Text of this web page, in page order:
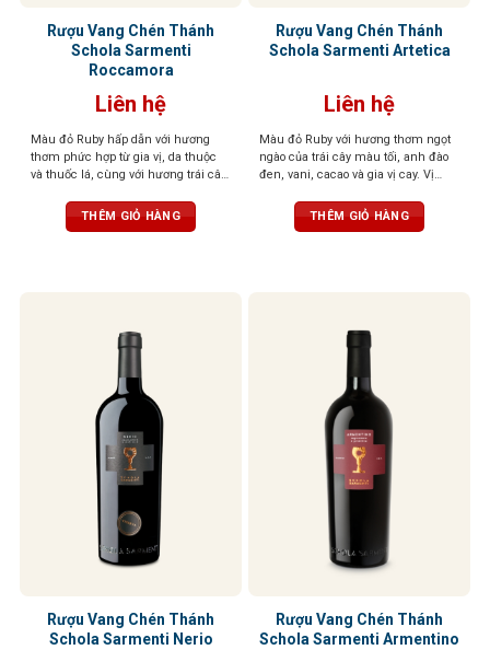
Rượu Vang Chén Thánh
Schola Sarmenti
Roccamora
Liên hệ
Màu đỏ Ruby hấp dẫn với hương
thơm phức hợp từ gia vị, da thuộc
và thuốc lá, cùng với hương trái cây
tannin dịu nhẹ, và dư vị hơi đắng
kéo dài, để lại ấn tượng khó quên
THÊM GIỎ HÀNG
Rượu Vang Chén Thánh
Schola Sarmenti Artetica
Liên hệ
Màu đỏ Ruby với hương thơm ngọt
ngào của trái cây màu tối, anh đào
đen, vani, cacao và gia vị cay. Vị
tannin mịn và mượt, cân bằng,
thanh lịch
THÊM GIỎ HÀNG
Rượu Vang Chén Thánh
Schola Sarmenti Nerio
Rượu Vang Chén Thánh
Schola Sarmenti Armentino